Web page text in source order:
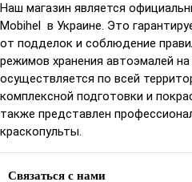
Наш магазин является
Mobihel в Украине. Это
от подделок и соблюдение
режимов хранения автоэмалей
осуществляется по всей
комплексной подготовки и
также представлен
краскопульты.
Связаться с нами